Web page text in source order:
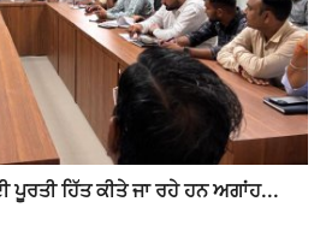
ਪੂਰਤੀ ਹਿੱਤ ਕੀਤੇ ਜਾ ਰਹੇ ਹਨ ਅਗਾਂਹ...